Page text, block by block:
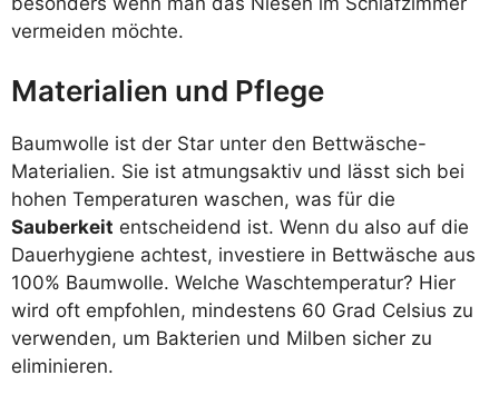
vermeiden möchte.
Materialien und Pflege
Baumwolle ist der Star unter den Bettwäsche-
Materialien. Sie ist atmungsaktiv und lässt sich bei
hohen Temperaturen waschen, was für die
Sauberkeit entscheidend ist. Wenn du also auf die
Dauerhygiene achtest, investiere in Bettwäsche aus
100% Baumwolle. Welche Waschtemperatur? Hier
wird oft empfohlen, mindestens 60 Grad Celsius zu
verwenden, um Bakterien und Milben sicher zu
eliminieren.